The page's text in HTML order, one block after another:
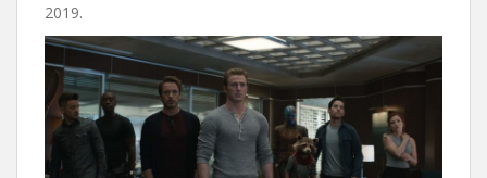
2019.